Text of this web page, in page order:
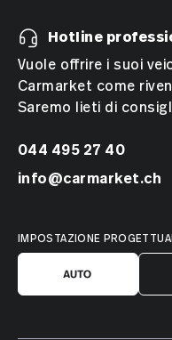
Hotline
Vuole offrire i suoi
Carmarket come
Saremo lieti di
044 495 27 40
info@carmarket.ch
IMPOSTAZIONE